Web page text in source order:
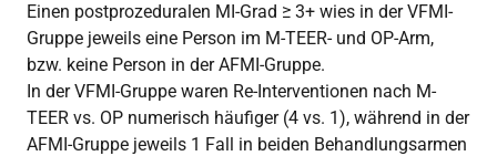
Einen postprozeduralen MI-Grad ≥ 3+ wies in der VFMI-
Gruppe jeweils eine Person im M-TEER- und OP-Arm,
bzw. keine Person in der AFMI-Gruppe.
In der VFMI-Gruppe waren Re-Interventionen nach M-
TEER vs. OP numerisch häufiger (4 vs. 1), während in der
AFMI-Gruppe jeweils 1 Fall in beiden Behandlungsarmen